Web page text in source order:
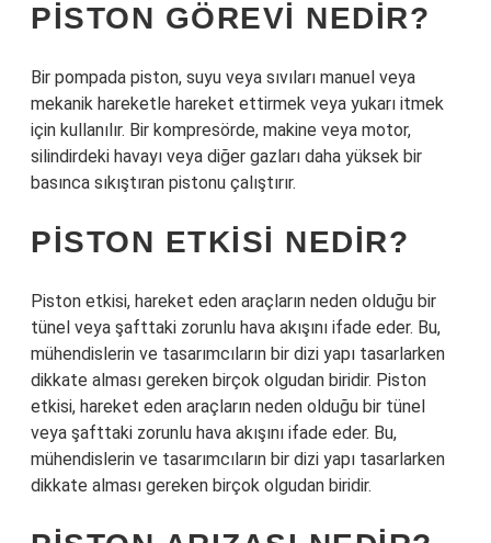
PISTON GÖREVI NEDIR?
Bir pompada piston, suyu veya sıvıları manuel veya
mekanik hareketle hareket ettirmek veya yukarı itmek
için kullanılır. Bir kompresörde, makine veya motor,
silindirdeki havayı veya diğer gazları daha yüksek bir
basınca sıkıştıran pistonu çalıştırır.
PISTON ETKISI NEDIR?
Piston etkisi, hareket eden araçların neden olduğu bir
tünel veya şafttaki zorunlu hava akışını ifade eder. Bu,
mühendislerin ve tasarımcıların bir dizi yapı tasarlarken
dikkate alması gereken birçok olgudan biridir. Piston
etkisi, hareket eden araçların neden olduğu bir tünel
veya şafttaki zorunlu hava akışını ifade eder. Bu,
mühendislerin ve tasarımcıların bir dizi yapı tasarlarken
dikkate alması gereken birçok olgudan biridir.